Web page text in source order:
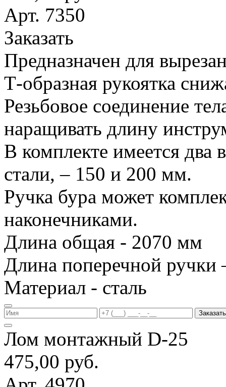
Арт. 7350
Заказать
Предназначен для
Т-образная рукоятка
Резьбовое соединение
наращивать длину
В комплекте имеется два
стали, – 150 и 200 мм.
Ручка бура может
наконечниками.
Длина общая - 2070 мм
Длина поперечной ручки
Материал - сталь
Заказать
Лом монтажный D-25
475,00 руб.